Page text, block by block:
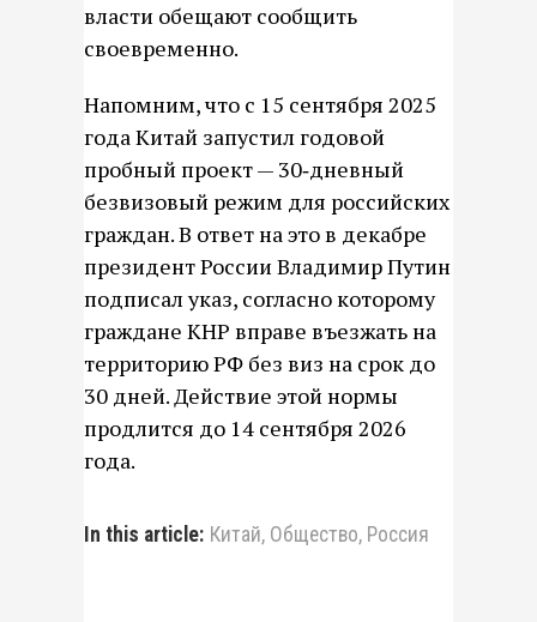
власти обещают сообщить
своевременно.
Напомним, что с 15 сентября 2025
года Китай запустил годовой
пробный проект — 30‑дневный
безвизовый режим для российских
граждан. В ответ на это в декабре
президент России Владимир Путин
подписал указ, согласно которому
граждане КНР вправе въезжать на
территорию РФ без виз на срок до
30 дней. Действие этой нормы
продлится до 14 сентября 2026
года.
In this article: Китай, Общество, Россия